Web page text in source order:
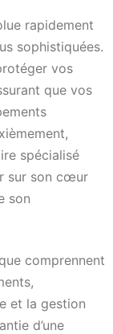
rapidement
sophistiquées.
vos
que vos
spécialisé
sur son cœur
son
comprennent
et la gestion
d’une